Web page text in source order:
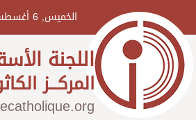
الخميس, 6 أغسطس, 2026
اللجنة
المركـــز